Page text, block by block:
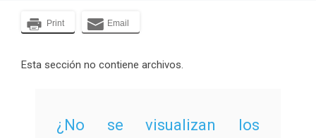
Print Email
Esta sección no contiene archivos.
¿No se visualizan los